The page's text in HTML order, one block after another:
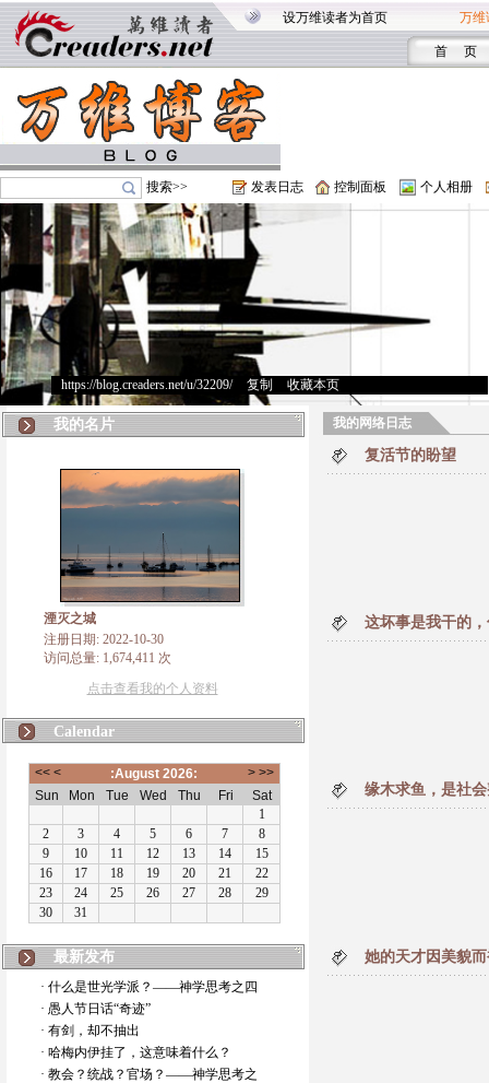
设万维读者为首页 万维
首 页
搜索>> 发表日志 控制面板 个人相册
https://blog.creaders.net/u/32209/> 复制 收藏本页
我的名片
湮灭之城
注册日期: 2022-10-30
访问总量: 1,674,411 次
点击查看我的个人资料
Calendar
最新发布
· 什么是世光学派？——神学思考之四
· 愚人节日话“奇迹”
· 有剑，却不抽出
· 哈梅内伊挂了，这意味着什么？
· 教会？统战？官场？——神学思考之
我的网络日志
复活节的盼望
这坏事是我干的
缘木求鱼，是社
她的天才因美貌